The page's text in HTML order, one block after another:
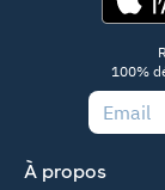
100%
À propos